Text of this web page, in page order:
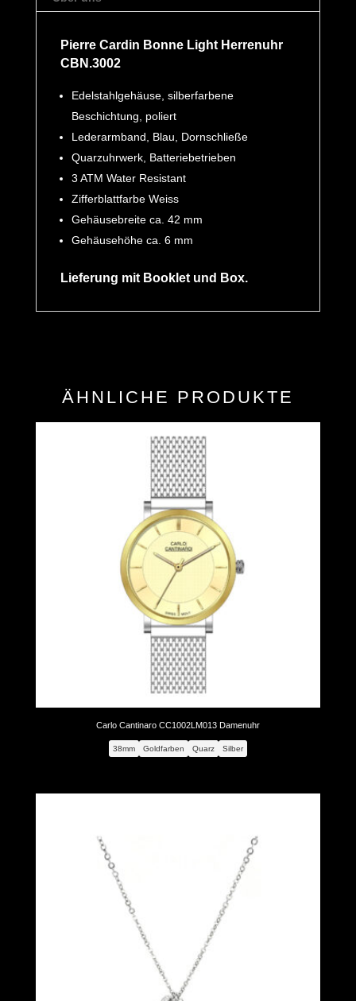
Pierre Cardin Bonne Light Herrenuhr
CBN.3002
Edelstahlgehäuse, silberfarbene
Beschichtung, poliert
Lederarmband, Blau, Dornschließe
Quarzuhrwerk, Batteriebetrieben
3 ATM Water Resistant
Zifferblattfarbe Weiss
Gehäusebreite ca. 42 mm
Gehäusehöhe ca. 6 mm
Lieferung mit Booklet und Box.
ÄHNLICHE PRODUKTE
Carlo Cantinaro CC1002LM013 Damenuhr
38mm Goldfarben Quarz Silber